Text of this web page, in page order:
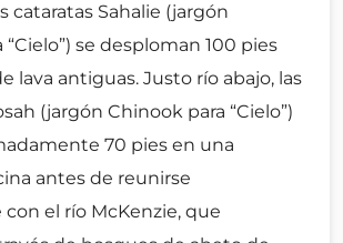
cataratas Sahalie (jargón
se desploman 100 pies
lava antiguas. Justo río abajo, las
(jargón Chinook para “Cielo”)
70 pies en una
antes de reunirse
el río McKenzie, que